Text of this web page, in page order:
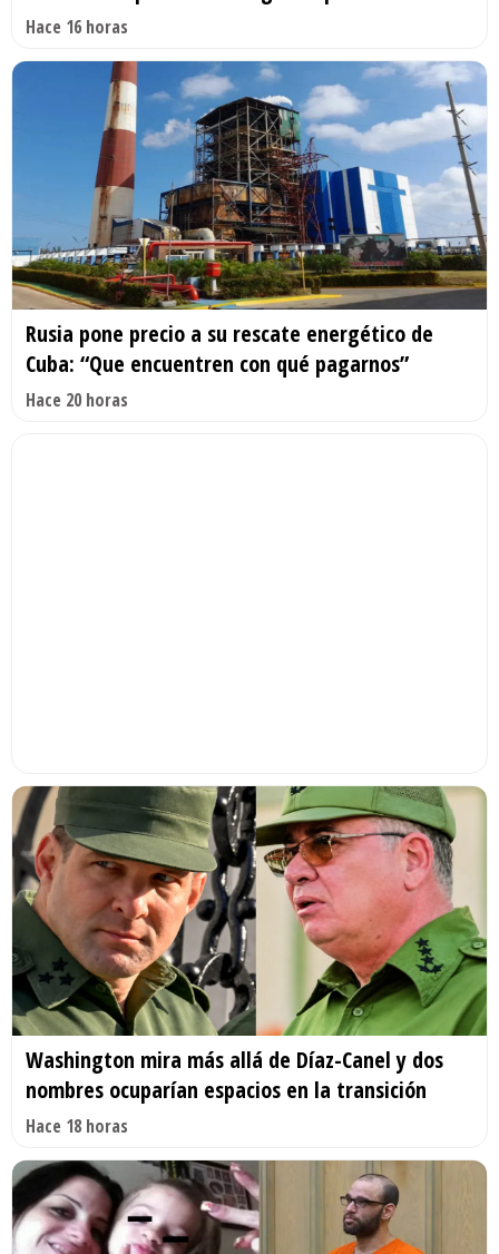
Hace 16 horas
Rusia pone precio a su rescate energético de
Cuba: “Que encuentren con qué pagarnos”
Hace 20 horas
Washington mira más allá de Díaz-Canel y dos
nombres ocuparían espacios en la transición
Hace 18 horas